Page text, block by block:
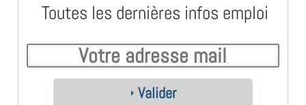
Toutes les dernières infos emploi
Valider